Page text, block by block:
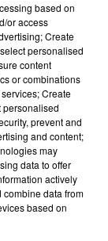
based on
or access
Create
personalised
content
or combinations
Create
personalised
prevent and
and content;
may
data to offer
actively
data from
based on